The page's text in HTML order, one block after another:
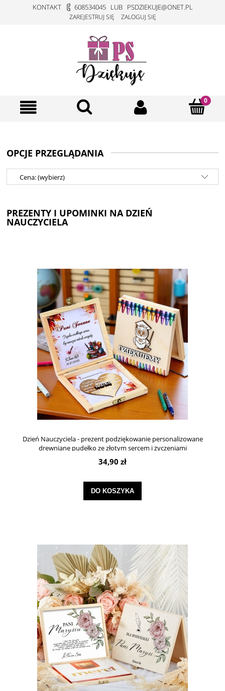
KONTAKT 608534045LUB PSDZIEKUJE@ONET.PL
ZAREJESTRUJ SIĘ ZALOGUJ SIĘ
OPCJE PRZEGLĄDANIA
Cena: (wybierz)
PREZENTY I UPOMINKI NA DZIEŃ
NAUCZYCIELA
Dzień Nauczyciela - prezent podziękowanie personalizowane
drewniane pudełko ze złotym sercem i życzeniami
34,90 zł
DO KOSZYKA